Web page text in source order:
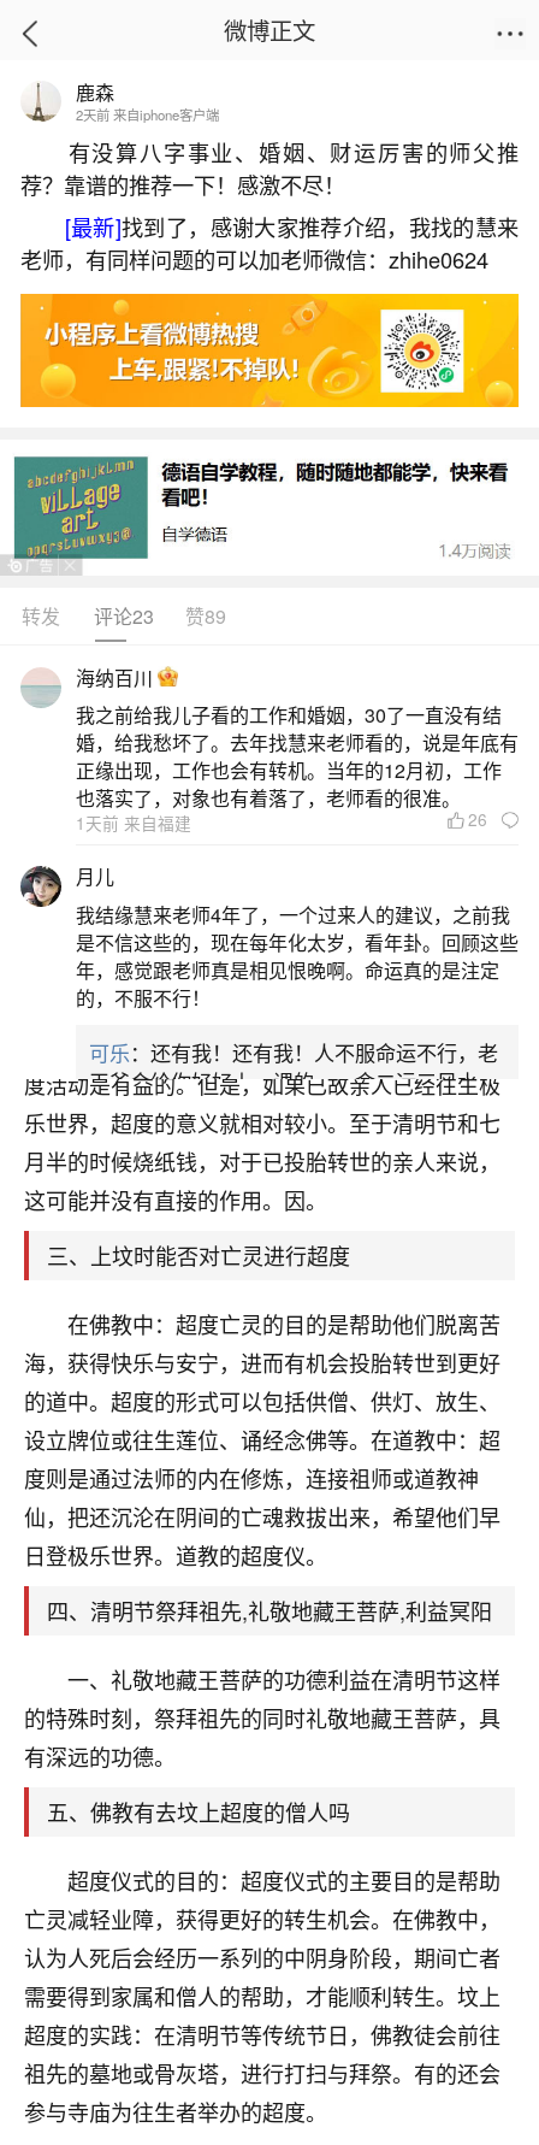
首页
清明节超度亡灵的功德
2026-07-08 15:02:01 2 4 赞
生活中像清明节超度亡灵的功德都是很常见的
问题，但是小问题不注意可能会引起大麻烦，下面
就这个问题给大家做一些解读：
一、为何大德皆言清明节要读地藏经？原来暗
含这个修行机缘
1.超度亡者的殊胜功德《地藏经》以孝道与救
度亡灵为核心，是佛陀为报母恩而宣说。地藏菩萨
以“地狱不空，誓不成佛”的宏愿著称，其愿力能超拔
已故亲人、历代宗亲及一切亡灵脱离苦难。清明节
作为祭祖追思的传统节日，诵经回向可助亡者离苦
得乐，与节日习俗高度契合，成为超度亡灵的殊胜
法门。2.化解冤亲债业经中指出，众生累世造
二、如果已过世的亲人已经投胎转世,清明节,七
月半给他们烧纸钱,对他们还。
超度亡灵是帮助他们改善投胎后生活的一种方
式。超度不仅能够提供精神上的慰藉，还能在一定
程度上改善他们的生活状况。因此，频繁地进行超
度活动是有益的。但是，如果已故亲人已经往生极
乐世界，超度的意义就相对较小。至于清明节和七
月半的时候烧纸钱，对于已投胎转世的亲人来说，
这可能并没有直接的作用。因。
三、上坟时能否对亡灵进行超度
在佛教中：超度亡灵的目的是帮助他们脱离苦
海，获得快乐与安宁，进而有机会投胎转世到更好
的道中。超度的形式可以包括供僧、供灯、放生、
设立牌位或往生莲位、诵经念佛等。在道教中：超
度则是通过法师的内在修炼，连接祖师或道教神
仙，把还沉沦在阴间的亡魂救拔出来，希望他们早
日登极乐世界。道教的超度仪。
四、清明节祭拜祖先,礼敬地藏王菩萨,利益冥阳
一、礼敬地藏王菩萨的功德利益在清明节这样
的特殊时刻，祭拜祖先的同时礼敬地藏王菩萨，具
有深远的功德。
五、佛教有去坟上超度的僧人吗
超度仪式的目的：超度仪式的主要目的是帮助
亡灵减轻业障，获得更好的转生机会。在佛教中，
认为人死后会经历一系列的中阴身阶段，期间亡者
需要得到家属和僧人的帮助，才能顺利转生。坟上
超度的实践：在清明节等传统节日，佛教徒会前往
祖先的墓地或骨灰塔，进行打扫与拜祭。有的还会
参与寺庙为往生者举办的超度。
微博正文
鹿森
2天前 来自iphone客户端
有没算八字事业、婚姻、财运厉害的师父推
荐？靠谱的推荐一下！感激不尽！
[最新]找到了，感谢大家推荐介绍，我找的慧来
老师，有同样问题的可以加老师微信：zhihe0624
转发 评论23 赞89
海纳百川
我之前给我儿子看的工作和婚姻，30了一直没有结
婚，给我愁坏了。去年找慧来老师看的，说是年底有
正缘出现，工作也会有转机。当年的12月初，工作
也落实了，对象也有着落了，老师看的很准。
1天前 来自福建 26
月儿
我结缘慧来老师4年了，一个过来人的建议，之前我
是不信这些的，现在每年化太岁，看年卦。回顾这些
年，感觉跟老师真是相见恨晚啊。命运真的是注定
的，不服不行！
可乐：还有我！还有我！人不服命运不行，老
天爷会给你好好上一课的。一命二运三风水，
哪样不服都不行！
平安是福：我也是每年找老师化太岁，看年
卦，认识老师3年了，都是缘分啊！
心若莲花
我是做餐饮的，这两年，生意屡屡受挫，店开一家关
一家，要么生意不好，生意好的就出事。前些年攒的
家底快败光了，真是倒霉！我也想找人看看到底怎么
回事？
鹿森：你可以找老师看看，人有时不服命不行
啊！
太阳当空赵：我也做餐饮的，生意不算大，但
是我从找店开始都是找慧来老师跟进的，选
址、风水、还有开业日子，哪哪都看了，虽然
大环境不好，但是我家生意还可以，前几天又
刚找老师做了补财库，希望财运更好一点！
2小时前 来自海南 18
梦醒时分
我女儿高二叛逆，大半年不上学，一说她就要死要活
的，把我们两口子愁的不行，朋友给我推荐的慧来老
师，一开始我是病急乱投医，这半年来，法事一个个
大学，只要能安安稳稳的把书读了，身体心理都健健
康康的我就很知足了！
鹿森：可怜天下父母心啊！
16
付深
我是公司人事调整，有升迁机会，但同时竞争的我们